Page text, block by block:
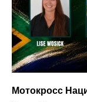
Мотокросс